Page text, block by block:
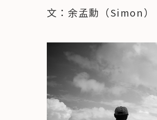
文：余孟勳（Simon）